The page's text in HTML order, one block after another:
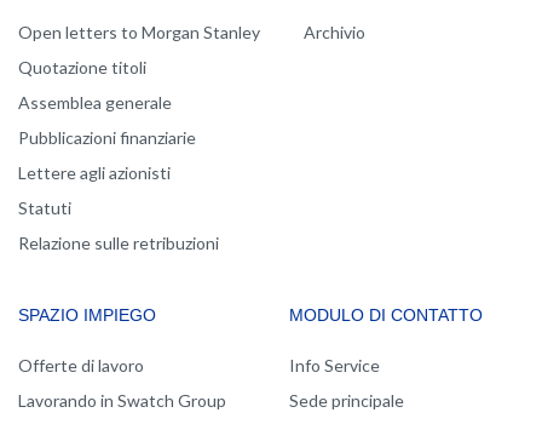
Open letters to Morgan Stanley
Quotazione titoli
Assemblea generale
Pubblicazioni finanziarie
Lettere agli azionisti
Statuti
Relazione sulle retribuzioni
Archivio
SPAZIO IMPIEGO
Offerte di lavoro
Lavorando in Swatch Group
MODULO DI CONTATTO
Info Service
Sede principale